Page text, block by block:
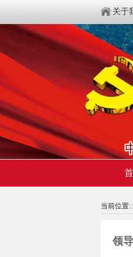
关于
当前位置:
领